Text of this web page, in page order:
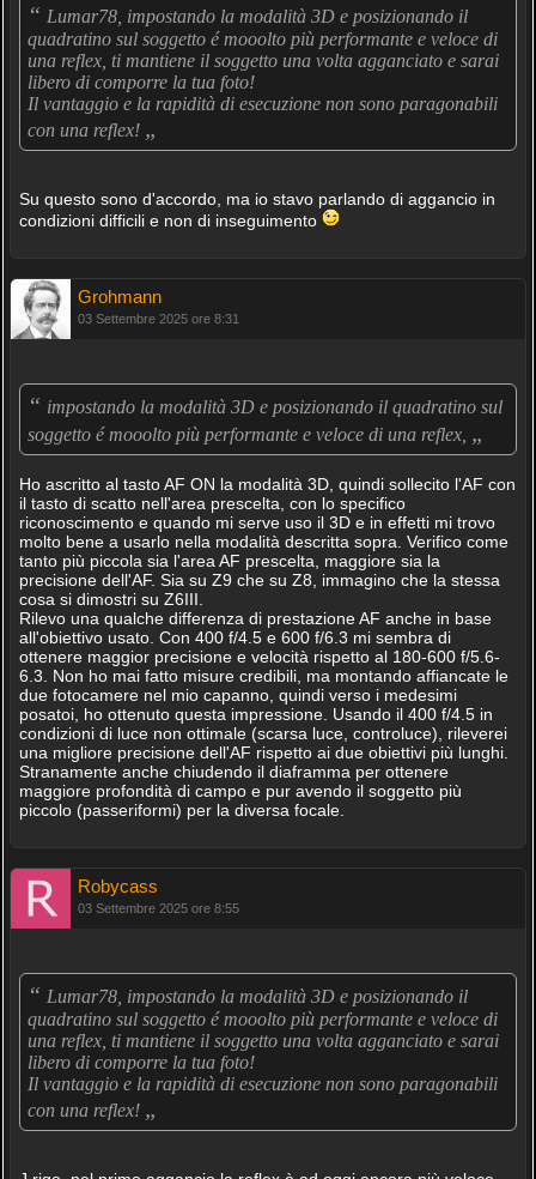
“ Lumar78, impostando la modalità 3D e posizionando il
quadratino sul soggetto é mooolto più performante e veloce di
una reflex, ti mantiene il soggetto una volta agganciato e sarai
libero di comporre la tua foto!
Il vantaggio e la rapidità di esecuzione non sono paragonabili
con una reflex! „
Su questo sono d'accordo, ma io stavo parlando di aggancio in
condizioni difficili e non di inseguimento
Grohmann
03 Settembre 2025 ore 8:31
“ impostando la modalità 3D e posizionando il quadratino sul
soggetto é mooolto più performante e veloce di una reflex, „
Ho ascritto al tasto AF ON la modalità 3D, quindi sollecito l'AF con
il tasto di scatto nell'area prescelta, con lo specifico
riconoscimento e quando mi serve uso il 3D e in effetti mi trovo
molto bene a usarlo nella modalità descritta sopra. Verifico come
tanto più piccola sia l'area AF prescelta, maggiore sia la
precisione dell'AF. Sia su Z9 che su Z8, immagino che la stessa
cosa si dimostri su Z6III.
Rilevo una qualche differenza di prestazione AF anche in base
all'obiettivo usato. Con 400 f/4.5 e 600 f/6.3 mi sembra di
ottenere maggior precisione e velocità rispetto al 180-600 f/5.6-
6.3. Non ho mai fatto misure credibili, ma montando affiancate le
due fotocamere nel mio capanno, quindi verso i medesimi
posatoi, ho ottenuto questa impressione. Usando il 400 f/4.5 in
condizioni di luce non ottimale (scarsa luce, controluce), rileverei
una migliore precisione dell'AF rispetto ai due obiettivi più lunghi.
Stranamente anche chiudendo il diaframma per ottenere
maggiore profondità di campo e pur avendo il soggetto più
piccolo (passeriformi) per la diversa focale.
Robycass
03 Settembre 2025 ore 8:55
“ Lumar78, impostando la modalità 3D e posizionando il
quadratino sul soggetto é mooolto più performante e veloce di
una reflex, ti mantiene il soggetto una volta agganciato e sarai
libero di comporre la tua foto!
Il vantaggio e la rapidità di esecuzione non sono paragonabili
con una reflex! „